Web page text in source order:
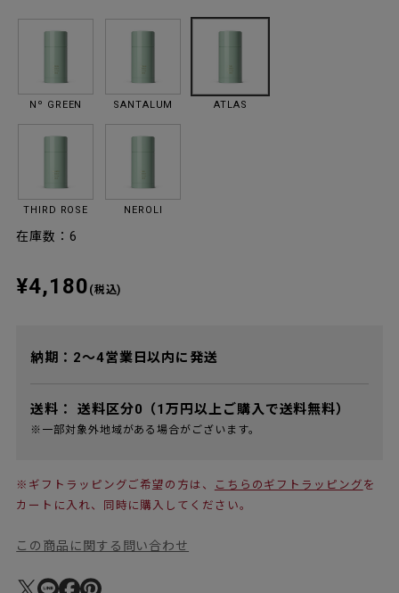
Nº GREEN
THIRD ROSE
SANTALUM
NEROLI
ATLAS
在庫数：6
¥4,180 (税込)
納期：2～4営業日以内に発送
送料： 送料区分0（1万円以上ご購入で送料無料）
※一部対象外地域がある場合がございます。
※ギフトラッピングご希望の方は、 こちらのギフトラッピング を
カートに入れ、同時に購入してください。
この商品に関する問い合わせ